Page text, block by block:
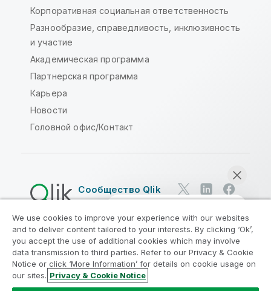
Корпоративная социальная ответственность
Разнообразие, справедливость, инклюзивность
и участие
Академическая программа
Партнерская программа
Карьера
Новости
Головной офис/Контакт
Сообщество Qlik
Юридические соглашения
Условия использования продуктов
Legal Policies
Юридические положения
Условия использования
Товарные знаки
Do Not Share My Info
We use cookies to improve your experience with our websites
and to deliver content tailored to your interests. By clicking ‘Ok’,
you accept the use of additional cookies which may involve
data transmission to third parties. Refer to our Privacy & Cookie
Notice or click ‘More Information’ for details on cookie usage on
our sites. Privacy & Cookie Notice